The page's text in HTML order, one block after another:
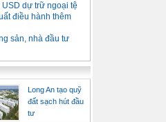
dự trữ ngoại tệ
điều hành thêm
sản, nhà đầu tư
Long An tạo quỹ
đất sạch hút đầu
tư